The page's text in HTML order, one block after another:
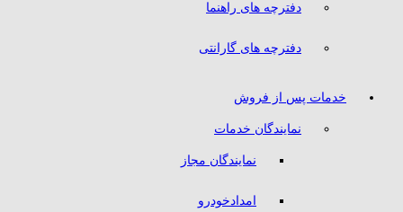
دفترچه های راهنما
دفترچه های گارانتی
خدمات پس از فروش
نمایندگان خدمات
نمایندگان مجاز
امدادخودرو